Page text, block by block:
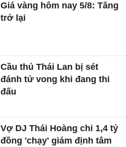
Giá vàng hôm nay 5/8: Tăng
trở lại
Cầu thủ Thái Lan bị sét
đánh tử vong khi đang thi
đấu
Vợ DJ Thái Hoàng chi 1,4 tỷ
đồng 'chạy' giám định tâm